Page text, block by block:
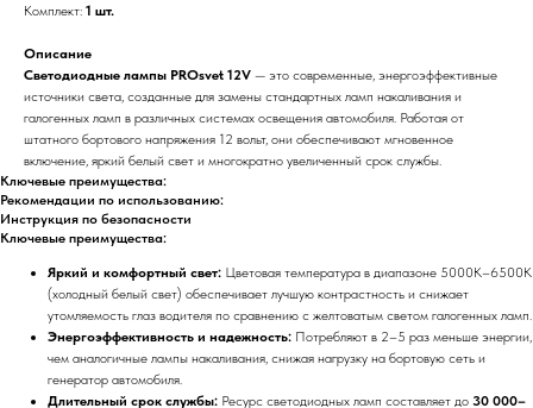
Комплект: 1 шт.
Описание
Светодиодные лампы PROsvet 12V — это современные, энергоэффективные
источники света, созданные для замены стандартных ламп накаливания и
галогенных ламп в различных системах освещения автомобиля. Работая от
штатного бортового напряжения 12 вольт, они обеспечивают мгновенное
включение, яркий белый свет и многократно увеличенный срок службы.
Ключевые преимущества:
Рекомендации по использованию:
Инструкция по безопасности
Ключевые преимущества:
Яркий и комфортный свет: Цветовая температура в диапазоне 5000К–6500К
(холодный белый свет) обеспечивает лучшую контрастность и снижает
утомляемость глаз водителя по сравнению с желтоватым светом галогенных ламп.
Энергоэффективность и надежность: Потребляют в 2–5 раз меньше энергии,
чем аналогичные лампы накаливания, снижая нагрузку на бортовую сеть и
генератор автомобиля.
Длительный срок службы: Ресурс светодиодных ламп составляет до 30 000–